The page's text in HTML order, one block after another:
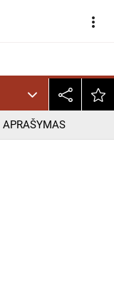
more_vert
APRAŠYMAS